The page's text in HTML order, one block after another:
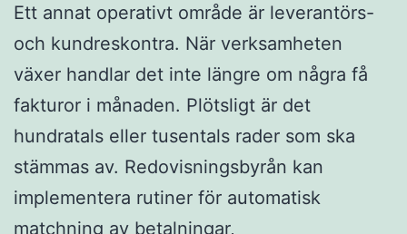
Ett annat operativt område är leverantörs-
och kundreskontra. När verksamheten
växer handlar det inte längre om några få
fakturor i månaden. Plötsligt är det
hundratals eller tusentals rader som ska
stämmas av. Redovisningsbyrån kan
implementera rutiner för automatisk
matchning av betalningar,